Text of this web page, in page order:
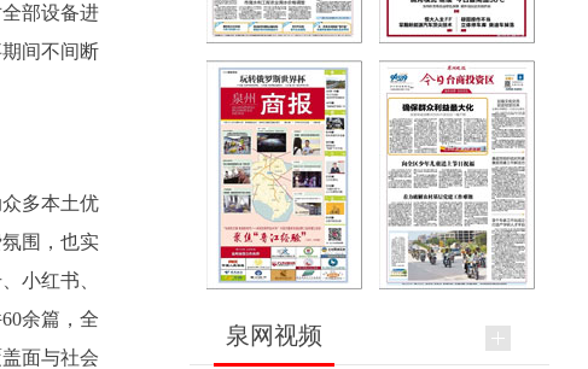
部设备进
间不间断
多本土优
围，也实
小红书、
余篇，全
面与社会
泉网视频